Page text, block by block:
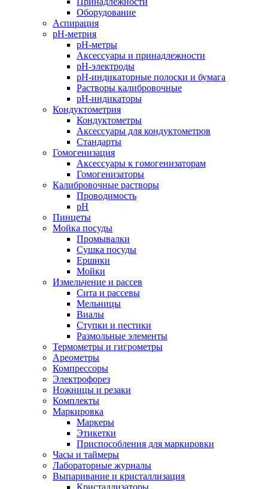
Оборудование
Аспирация
pH-метрия
pH-метры
Аксессуары и принадлежности
pH-электроды
pH-индикаторные полоски и бумага
Растворы калибровочные
pH-индикаторы
Кондуктометрия
Кондуктометры
Аксессуары для кондуктометров
Стандарты
Гомогенизация
Аксессуары к гомогенизаторам
Гомогенизаторы
Калибровочные растворы
Проводимость
pH
Пинцеты
Мойка посуды
Промывалки
Сушка посуды
Ершики
Мойки
Измельчение и рассев
Сита и рассевы
Мельницы
Виалы
Ступки и пестики
Размольные элементы
Термометры и гигрометры
Ареометры
Компрессоры
Электрофорез
Ножницы и резаки
Комплекты
Маркировка
Маркеры
Этикетки
Приспособления для маркировки
Часы и таймеры
Лабораторные журналы
Выпаривание и кристаллизация
Кристаллизаторы